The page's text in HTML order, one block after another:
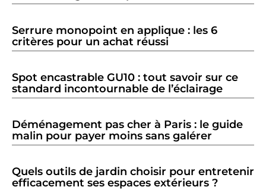
Serrure monopoint en applique : les 6
critères pour un achat réussi
Spot encastrable GU10 : tout savoir sur ce
standard incontournable de l’éclairage
Déménagement pas cher à Paris : le guide
malin pour payer moins sans galérer
Quels outils de jardin choisir pour entretenir
efficacement ses espaces extérieurs ?